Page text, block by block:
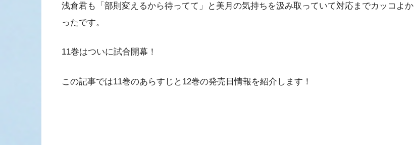
浅倉君も「部則変えるから待ってて」と美月の気持ちを汲み取っていて対応までカッコよか
ったです。
11巻はついに試合開幕！
この記事では11巻のあらすじと12巻の発売日情報を紹介します！